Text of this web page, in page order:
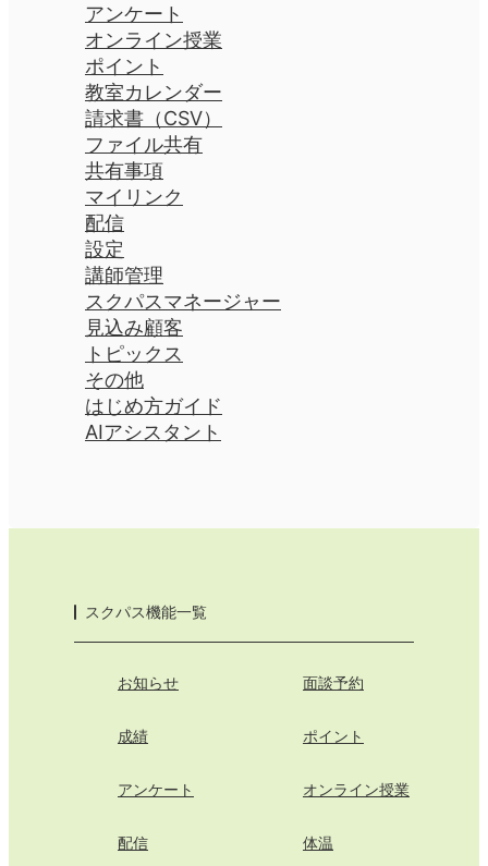
設定
ファイル共有
スクパスマネージャー
アンケート
ポイント
オンライン授業
トピックス
配信
マイリンク
講師管理
請求書（CSV）
見込み顧客
教室カレンダー
その他
はじめ方ガイド
共有事項
AIアシスタント
スクパス機能一覧
お知らせ 面談予約
成績 ポイント
アンケート オンライン授業
配信 体温